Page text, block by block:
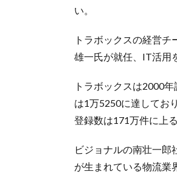
い。
トラボックスの経営
雄一氏が就任、IT活用
トラボックスは2000
は1万5250に達してお
登録数は171万件に上る
ビジョナルの南壮一郎
が生まれている物流業